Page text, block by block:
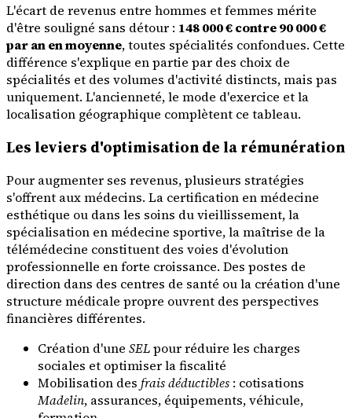
L'écart de revenus entre hommes et femmes mérite
d'être souligné sans détour : 148 000 € contre 90 000 €
par an en moyenne, toutes spécialités confondues. Cette
différence s'explique en partie par des choix de
spécialités et des volumes d'activité distincts, mais pas
uniquement. L'ancienneté, le mode d'exercice et la
localisation géographique complètent ce tableau.
Les leviers d'optimisation de la rémunération
Pour augmenter ses revenus, plusieurs stratégies
s'offrent aux médecins. La certification en médecine
esthétique ou dans les soins du vieillissement, la
spécialisation en médecine sportive, la maîtrise de la
télémédecine constituent des voies d'évolution
professionnelle en forte croissance. Des postes de
direction dans des centres de santé ou la création d'une
structure médicale propre ouvrent des perspectives
financières différentes.
Création d'une SELpour réduire les charges
sociales et optimiser la fiscalité
Mobilisation des frais déductibles : cotisations
Madelin, assurances, équipements, véhicule,